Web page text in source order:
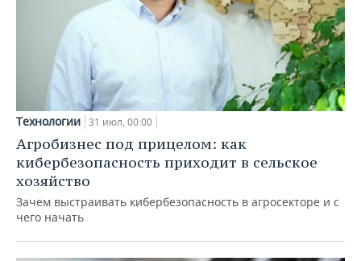
Технологии 31 июл, 00:00
Агробизнес под прицелом: как
кибербезопасность приходит в сельское
хозяйство
Зачем выстраивать кибербезопасность в агросекторе и с
чего начать